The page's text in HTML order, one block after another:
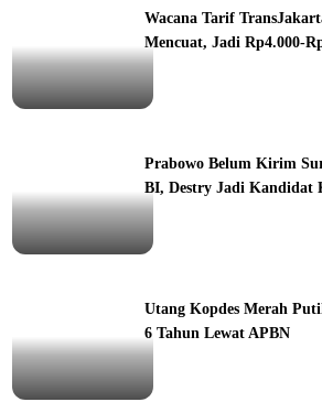
Wacana Tarif
Mencuat, Jadi Rp4.000-
Prabowo Belum Kirim
BI, Destry Jadi Kandidat
Utang Kopdes Merah
6 Tahun Lewat APBN